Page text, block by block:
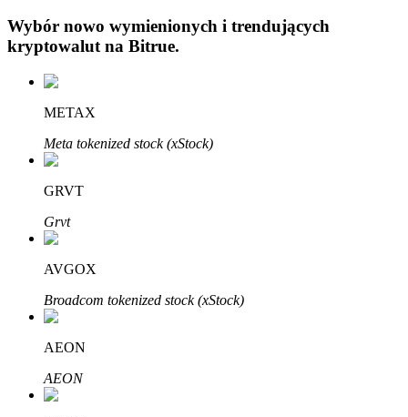
Zdobądź długoterminowy zysk i elastyczne zainteresowania
Naucz się stakingu
Dowiedz się, jak uzyskać dochód pasywny
Wybór nowo wymienionych i trendujących
kryptowalut na Bitrue.
METAX
Meta tokenized stock (xStock)
GRVT
Grvt
AVGOX
Broadcom tokenized stock (xStock)
AEON
AEON